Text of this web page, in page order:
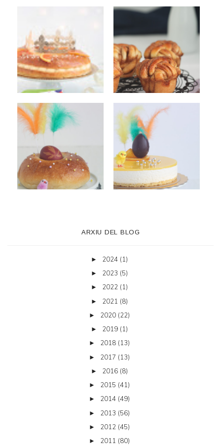
ARXIU DEL BLOG
► 2024 (1)
► 2023 (5)
► 2022 (1)
► 2021 (8)
► 2020 (22)
► 2019 (1)
► 2018 (13)
► 2017 (13)
► 2016 (8)
► 2015 (41)
► 2014 (49)
► 2013 (56)
► 2012 (45)
► 2011 (80)